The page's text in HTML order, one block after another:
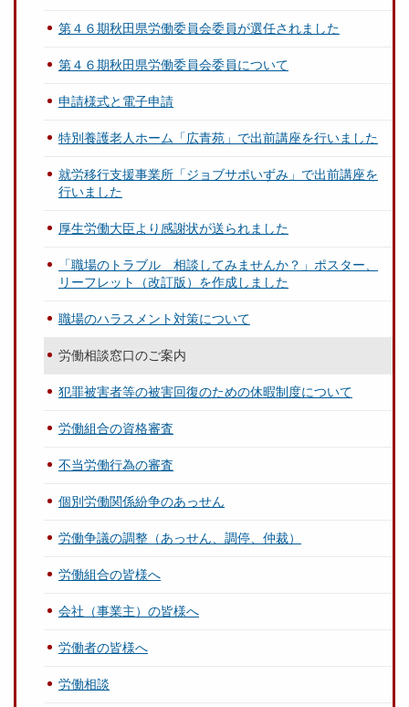
第４６期秋田県労働委員会委員が選任されました
第４６期秋田県労働委員会委員について
申請様式と電子申請
特別養護老人ホーム「広青苑」で出前講座を行いました
就労移行支援事業所「ジョブサポいずみ」で出前講座を
行いました
厚生労働大臣より感謝状が送られました
「職場のトラブル 相談してみませんか？」ポスター、
リーフレット（改訂版）を作成しました
職場のハラスメント対策について
労働相談窓口のご案内
犯罪被害者等の被害回復のための休暇制度について
労働組合の資格審査
不当労働行為の審査
個別労働関係紛争のあっせん
労働争議の調整（あっせん、調停、仲裁）
労働組合の皆様へ
会社（事業主）の皆様へ
労働者の皆様へ
労働相談